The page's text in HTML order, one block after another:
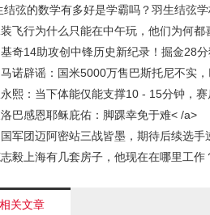
结弦的数学有多好是学霸吗？羽生结弦
顾< /a>
飞行为什么只能在中午玩，他们为何都
天门山玩？< /a>
奇14助攻创中锋历史新纪录！掘金28
西部第五< /a>
诺辟谣：国米5000万售巴斯托尼不实
能挖角< /a>
熙：当下体能仅能支撑10 - 15分钟，赛
恢复< /a>
巴感恩耶稣庇佑：脚踝幸免于难< /a>
军团迈阿密站三战皆墨，期待后续选手
毅上海有几套房子，他现在在哪里工作
相关文章